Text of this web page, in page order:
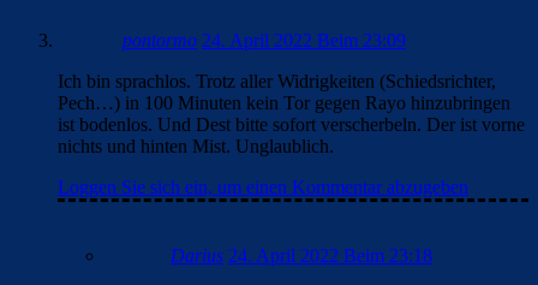
pontormo 24. April 2022 Beim 23:09
Ich bin sprachlos. Trotz aller Widrigkeiten (Schiedsrichter,
Pech…) in 100 Minuten kein Tor gegen Rayo hinzubringen
ist bodenlos. Und Dest bitte sofort verscherbeln. Der ist vorne
nichts und hinten Mist. Unglaublich.
Loggen Sie sich ein, um einen Kommentar abzugeben
Darius 24. April 2022 Beim 23:18